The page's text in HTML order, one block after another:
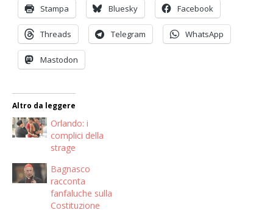
Stampa Bluesky Facebook
Threads Telegram WhatsApp
Mastodon
Altro da leggere
Orlando: i
complici della
strage
Bagnasco
racconta
fanfaluche sulla
Costituzione